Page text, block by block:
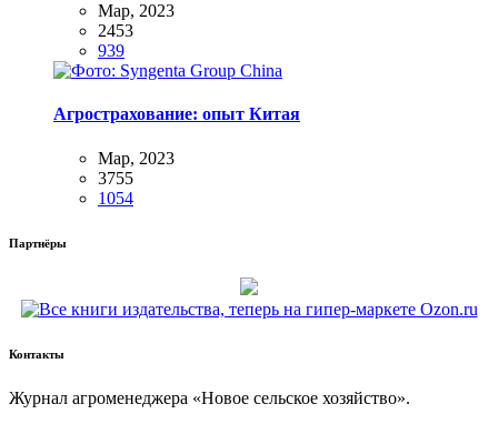
Мар, 2023
2453
939
Агрострахование: опыт Китая
Мар, 2023
3755
1054
Партнёры
Контакты
Жур­нал агро­ме­не­дже­ра «Новое сель­ское хозяйство».